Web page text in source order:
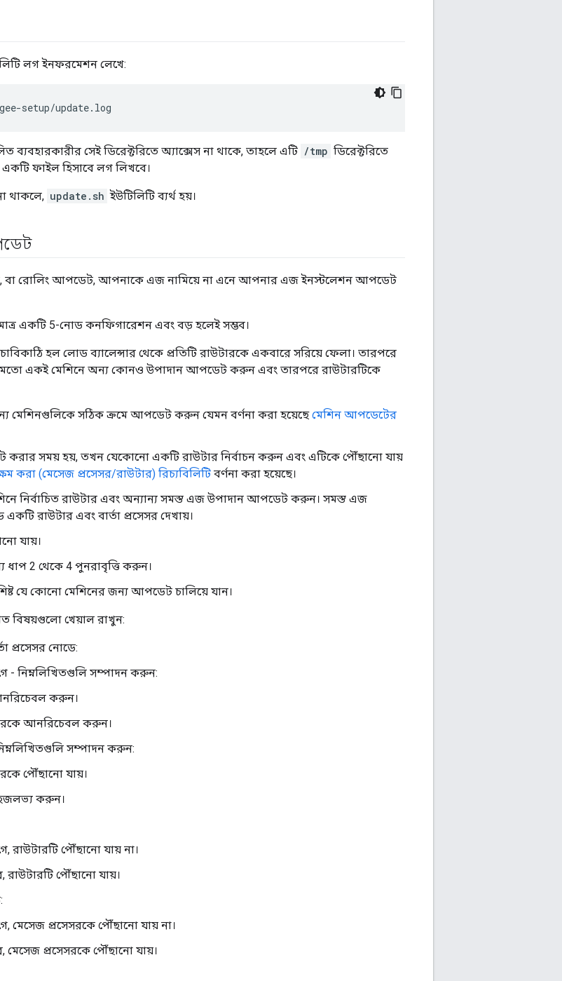
লগ ইনফরমেশন লেখে:
-setup/update. log
ব্যবহারকারীর সেই ডিরেক্টরিতে অ্যাক্সেস না থাকে, তাহলে এটি /tmp ডিরেক্টরিতে
একটি ফাইল হিসাবে লগ লিখবে।
থাকলে, update.sh ইউটিলিটি ব্যর্থ হয়।
বা রোলিং আপডেট, আপনাকে এজ নামিয়ে না এনে আপনার এজ ইনস্টলেশন আপডেট
একটি 5-নোড কনফিগারেশন এবং বড় হলেই সম্ভব।
হল লোড ব্যালেন্সার থেকে প্রতিটি রাউটারকে একবারে সরিয়ে ফেলা। তারপরে
একই মেশিনে অন্য কোনও উপাদান আপডেট করুন এবং তারপরে রাউটারটিকে
মেশিনগুলিকে সঠিক ক্রমে আপডেট করুন যেমন বর্ণনা করা হয়েছেমেশিন আপডেটের
সময় হয়, তখন যেকোনো একটি রাউটার নির্বাচন করুন এবং এটিকে পৌঁছানো যায়
করা (মেসেজ প্রসেসর/রাউটার) রিচ্যবিলিটি বর্ণনা করা হয়েছে।
নির্বাচিত রাউটার এবং অন্যান্য সমস্ত এজ উপাদান আপডেট করুন। সমস্ত এজ
রাউটার এবং বার্তা প্রসেসর দেখায়।
যায়।
ধাপ 2 থেকে 4 পুনরাবৃত্তি করুন।
যে কোনো মেশিনের জন্য আপডেট চালিয়ে যান।
বিষয়গুলো খেয়াল রাখুন:
প্রসেসর নোডে:
নিম্নলিখিতগুলি সম্পাদন করুন:
করুন।
আনরিচেবল করুন।
সম্পাদন করুন:
পৌঁছানো যায়।
করুন।
পৌঁছানো যায় না।
পৌঁছানো যায়।
প্রসেসরকে পৌঁছানো যায় না।
প্রসেসরকে পৌঁছানো যায়।